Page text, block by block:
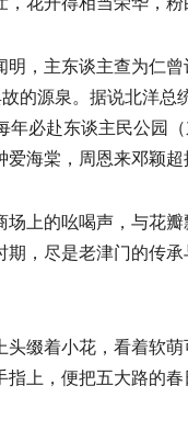
，主东谈主查为仁
的源泉。据说北洋
必赴东谈主民公园
海棠，周恩来邓颖
上的吆喝声，与花
，尽是老津门的传
缀着小花，看着软
上，便把五大路的春